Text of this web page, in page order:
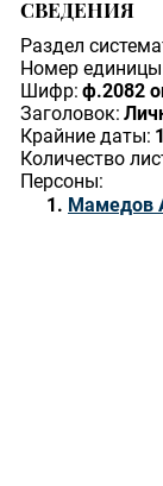
СВЕДЕНИЯ
Раздел
Номер единицы
Шифр: ф.2082
Заголовок:
Крайние даты:
Количество
Персоны:
Мамедов